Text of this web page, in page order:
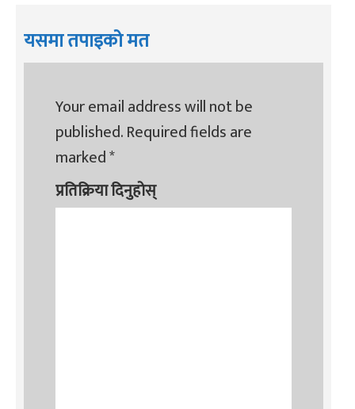
यसमा तपाइको मत
Your email address will not be
published.Required fields are
marked*
प्रतिक्रिया दिनुहोस्